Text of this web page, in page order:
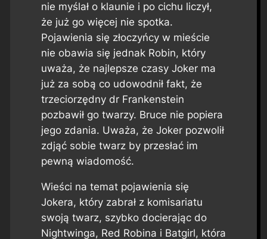
nie myślał o klaunie i po cichu liczył,
że już go więcej nie spotka.
Pojawienia się złoczyńcy w mieście
nie obawia się jednak Robin, który
uważa, że najlepsze czasy Joker ma
już za sobą co udowodnił fakt, że
trzeciorzędny dr Frankenstein
pozbawił go twarzy. Bruce nie popiera
jego zdania. Uważa, że Joker pozwolił
zdjąć sobie twarz by przesłać im
pewną wiadomość.
Wieści na temat pojawienia się
Jokera, który zabrał z komisariatu
swoją twarz, szybko docierając do
Nightwinga, Red Robina i Batgirl, która